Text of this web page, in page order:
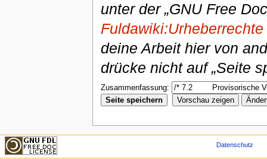
unter der „GNU Free
Fuldawiki:Urheberrechte
deine Arbeit hier von
drücke nicht auf „Seite
Zusammenfassung:
Datenschutz